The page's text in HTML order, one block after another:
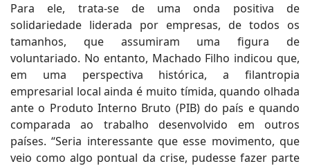
Para ele, trata-se de uma onda positiva de
solidariedade liderada por empresas, de todos os
tamanhos, que assumiram uma figura de
voluntariado. No entanto, Machado Filho indicou que,
em uma perspectiva histórica, a filantropia
empresarial local ainda é muito tímida, quando olhada
ante o Produto Interno Bruto (PIB) do país e quando
comparada ao trabalho desenvolvido em outros
países. “Seria interessante que esse movimento, que
veio como algo pontual da crise, pudesse fazer parte